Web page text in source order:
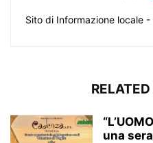
Sito di Informazione locale
una